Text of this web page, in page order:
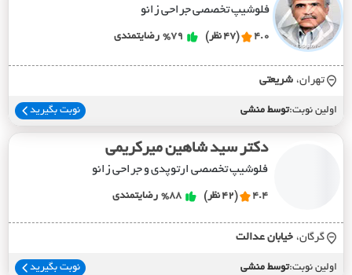
فلوشیپ تخصصی جراحی زانو
4.0 (47 نظر) %79 رضایتمندی
تهران، شريعتي
اولین نوبت:توسط منشی نوبت بگیرید
دکتر سید شاهین میرکریمی
فلوشیپ تخصصی ارتوپدی و جراحی زانو
4.4 (42 نظر) %88 رضایتمندی
گرگان، خيابان عدالت
اولین نوبت:توسط منشی نوبت بگیرید